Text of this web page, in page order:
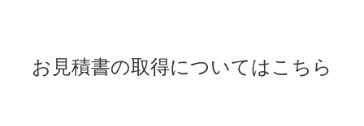
お見積書の取得についてはこちら